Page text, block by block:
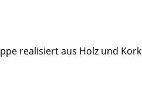
realisiert aus Holz und Kork